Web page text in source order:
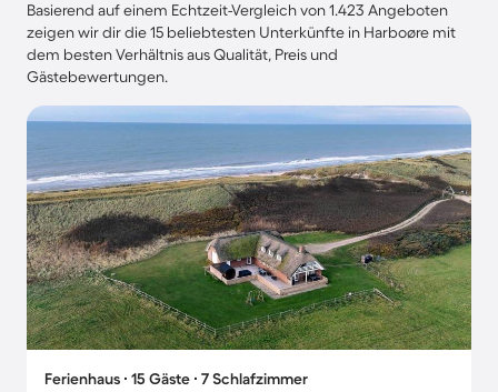
Basierend auf einem Echtzeit-Vergleich von 1.423 Angeboten
zeigen wir dir die 15 beliebtesten Unterkünfte in Harboøre mit
dem besten Verhältnis aus Qualität, Preis und
Gästebewertungen.
Ferienhaus ∙ 15 Gäste ∙ 7 Schlafzimmer